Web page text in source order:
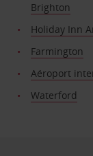
Brighton
Holiday Inn
Farmington
Aéroport
Waterford